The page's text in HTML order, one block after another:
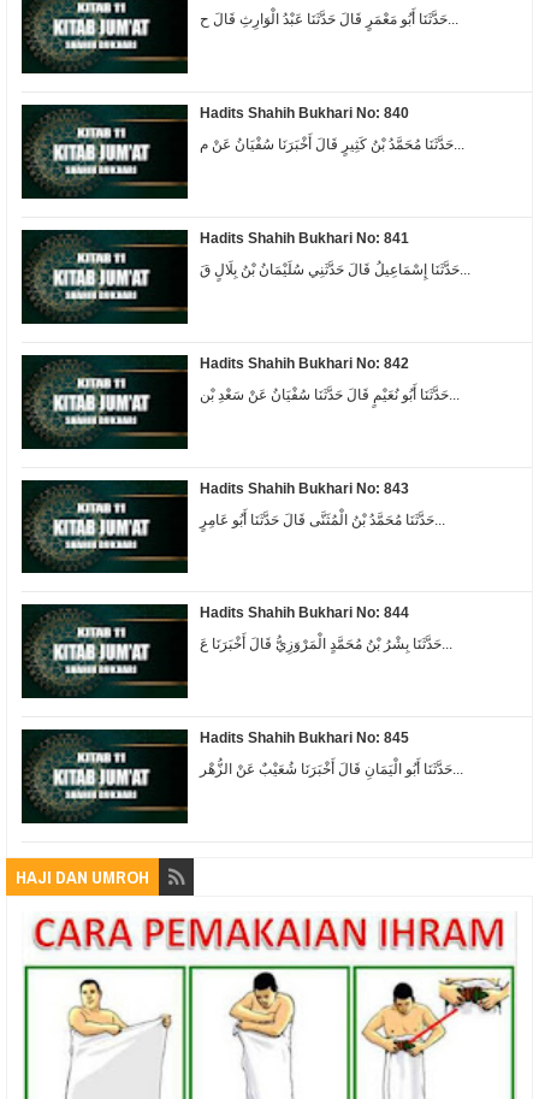
حَدَّثَنَا أَبُو مَعْمَرٍ قَالَ حَدَّثَنَا عَبْدُ الْوَارِثِ قَالَ ح...
Hadits Shahih Bukhari No: 840
حَدَّثَنَا مُحَمَّدُ بْنُ كَثِيرٍ قَالَ أَخْبَرَنَا سُفْيَانُ عَنْ م...
Hadits Shahih Bukhari No: 841
حَدَّثَنَا إِسْمَاعِيلُ قَالَ حَدَّثَنِي سُلَيْمَانُ بْنُ بِلَالٍ قَ...
Hadits Shahih Bukhari No: 842
Hadits Shahih Bukhari No: 843
Hadits Shahih Bukhari No: 844
حَدَّثَنَا بِشْرُ بْنُ مُحَمَّدٍ الْمَرْوَزِيُّ قَالَ أَخْبَرَنَا عَ...
Hadits Shahih Bukhari No: 845
حَدَّثَنَا أَبُو الْيَمَانِ قَالَ أَخْبَرَنَا شُعَيْبٌ عَنْ الزُّهْر...
HAJI DAN UMROH